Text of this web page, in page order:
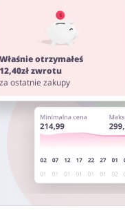
korzystać z innych
Właśnie otrzymałeś
12,40zł zwrotu
za ostatnie zakupy